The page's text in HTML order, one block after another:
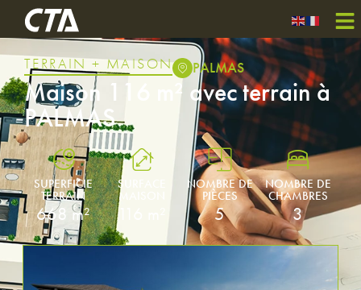
TERRAIN + MAISON PALMAS
Maison 116 m² avec terrain à
PALMAS
SUPERFICIE
TERRAIN
668 m²
SURFACE
MAISON
116 m²
NOMBRE DE
PIÈCES
5
NOMBRE DE
CHAMBRES
3